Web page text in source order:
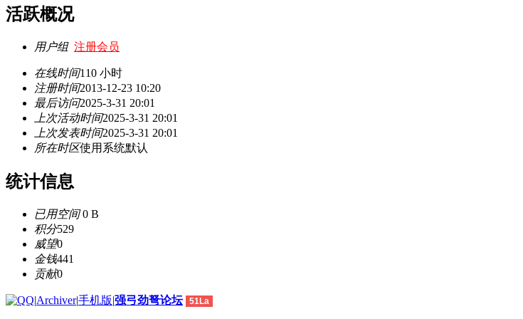
活跃概况
用户组 注册会员
在线时间110 小时
注册时间2013-12-23 10:20
最后访问2025-3-31 20:01
上次活动时间2025-3-31 20:01
上次发表时间2025-3-31 20:01
所在时区使用系统默认
统计信息
已用空间0 B
积分529
威望0
金钱441
贡献0
|Archiver|手机版|强弓劲弩论坛 51La